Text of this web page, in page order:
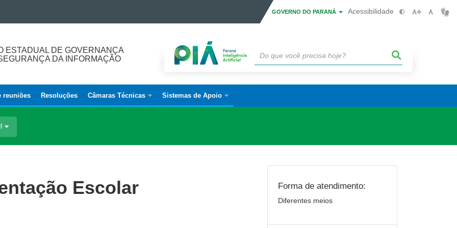
GOVERNO DO PARANÁ Acessibilidade
ESTADUAL DE GOVERNANÇA
DA INFORMAÇÃO
reuniões Resoluções Câmaras Técnicas Sistemas de Apoio
Escolar Forma de atendimento:
Diferentes meios